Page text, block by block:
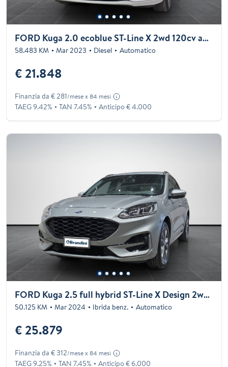
FORD Kuga 2.0 ecoblue ST-Line X 2wd 120cv auto
58.483 KM Mar 2023 Diesel Automatico
€ 21.848
Finanzia da € 281/mese x 84 mesi
TAEG 9.42% TAN 7.45% Anticipo € 4.000
FORD Kuga 2.5 full hybrid ST-Line X Design 2wd 190cv cvt
50.125 KM Mar 2024 Ibrida benz. Automatico
€ 25.879
Finanzia da € 312/mese x 84 mesi
TAEG 9.25% TAN 7.45% Anticipo € 6.000